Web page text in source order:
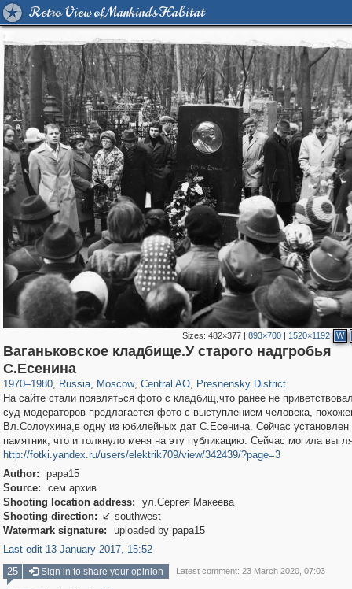
Retro View of Mankind's Habitat
Sizes:482×377 |893×700 | 1520×1192 W
Ваганьковское кладбище.У старого надгробья
С.Есенина
1970–1980, Russia, Moscow
319,861
, Central AO, Presnensky District
На сайте стали появляться фото с кладбищ,что ранее не
суд модераторов предлагается фото с выступлением человека,
Вл.Солоухина,в одну из юбилейных дат С.Есенина. Сейчас установлен
памятник, что и толкнуло меня на эту публикацию. Сейчас могила
http://fotki.yandex.ru/users/elektrik709/view/342439/?page=3
Author:
papa15
Source:
сем.архив
Shooting location address:
ул.Сергея Макеева
Shooting direction:  southwest
Watermark signature:
uploaded by papa15
Last edit 13 January 2017, 15:52
25
Sign in to share your opinion Latest comment: 23 March 2020, 07:03